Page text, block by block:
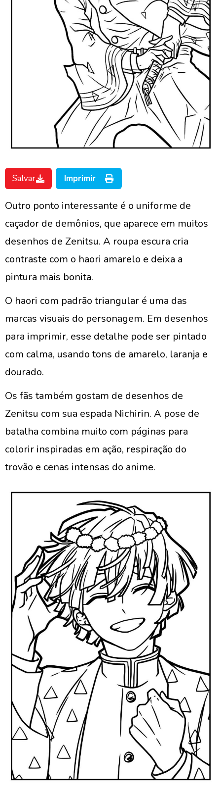
Salvar Imprimir
Outro ponto interessante é o uniforme de
caçador de demônios, que aparece em muitos
desenhos de Zenitsu. A roupa escura cria
contraste com o haori amarelo e deixa a
pintura mais bonita.
O haori com padrão triangular é uma das
marcas visuais do personagem. Em desenhos
para imprimir, esse detalhe pode ser pintado
com calma, usando tons de amarelo, laranja e
dourado.
Os fãs também gostam de desenhos de
Zenitsu com sua espada Nichirin. A pose de
batalha combina muito com páginas para
colorir inspiradas em ação, respiração do
trovão e cenas intensas do anime.